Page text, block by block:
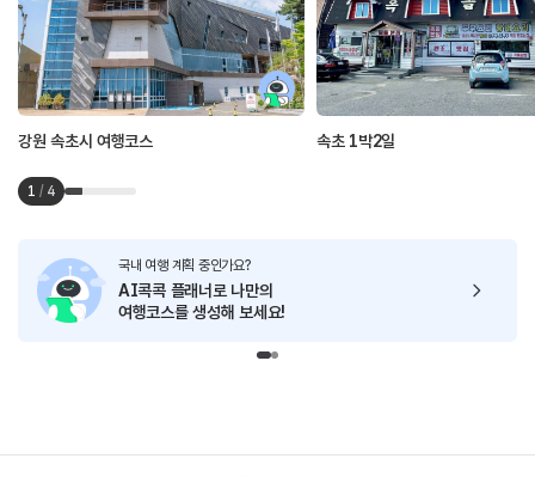
강원 속초시 여행코스 속초 1박2일
1 / 4
국내 여행 계획 중인가요?
AI콕콕 플래너로 나만의
여행코스를 생성해 보세요!